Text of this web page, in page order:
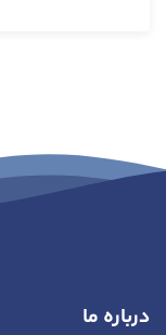
درباره ما